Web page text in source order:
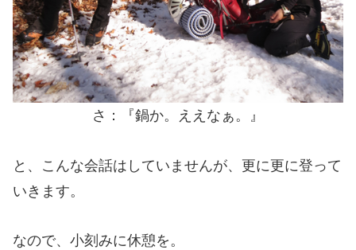
さ：『鍋か。ええなぁ。』
と、こんな会話はしていませんが、更に更に登って
いきます。
なので、小刻みに休憩を。